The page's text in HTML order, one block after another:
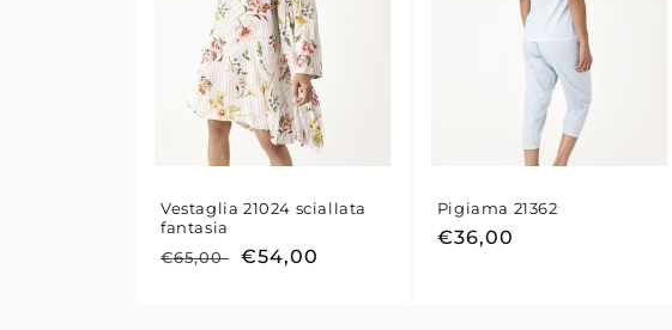
Vestaglia 21024 sciallata
fantasia
Prezzo
€65,00
Prezzo
€54,00
Pigiama 21362
Prezzo
€36,00